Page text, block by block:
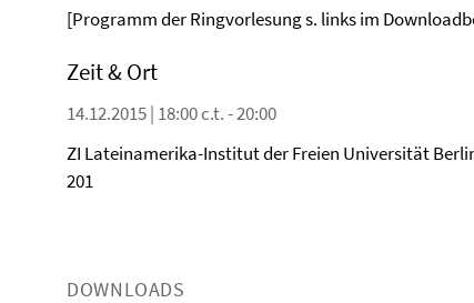
[Programm der Ringvorlesung s. links im
Zeit & Ort
14.12.2015 | 18:00 c.t. - 20:00
ZI Lateinamerika-Institut der Freien Universität
201
DOWNLOADS